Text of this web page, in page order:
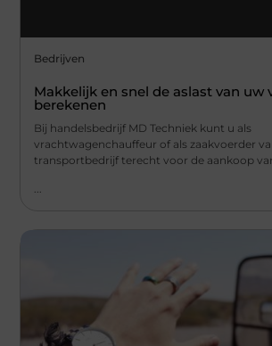
Bedrijven
Makkelijk en snel de aslast van uw
berekenen
Bij handelsbedrijf MD Techniek kunt u als
vrachtwagenchauffeur of als zaakvoerder
transportbedrijf terecht voor de aankoop